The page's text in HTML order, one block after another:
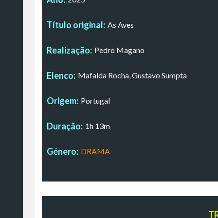
Título original: As Aves
Realização: Pedro Magano
Elenco: Mafalda Rocha, Gustavo Sumpta
Origem: Portugal
Duração: 1h 13m
Género: DRAMA